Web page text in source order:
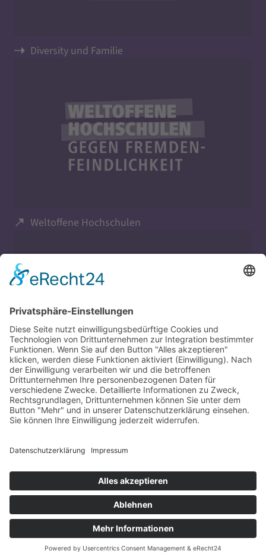
Diversity und Familie
Weltoffene Hochschulen
Evangelisch in Bayern
Copyright © 2026 EVHN – Evangelische Hochschule
Nürnberg